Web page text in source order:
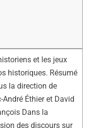
et les jeux
historiques. Résumé
la direction de
André Éthier et David
Dans la
des discours sur